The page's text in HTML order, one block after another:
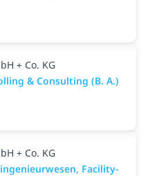
+ Co. KG
& Consulting (B. A.)
+ Co. KG
Facility-